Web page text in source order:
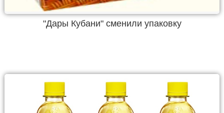
"Дары Кубани" сменили упаковку